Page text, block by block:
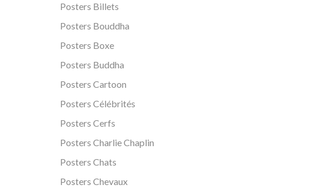
Posters Billets
Posters Bouddha
Posters Boxe
Posters Buddha
Posters Cartoon
Posters Célébrités
Posters Cerfs
Posters Charlie Chaplin
Posters Chats
Posters Chevaux